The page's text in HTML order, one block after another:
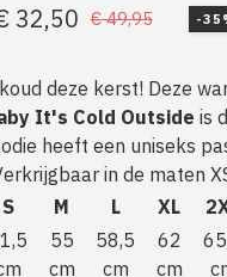
€49,95
49,95.
32,50
32,50.
-
deze kerst! Deze
It's Cold Outside is
heeft een uniseks
in de maten
S
M L XL
55
cm
58,5
cm
62
cm